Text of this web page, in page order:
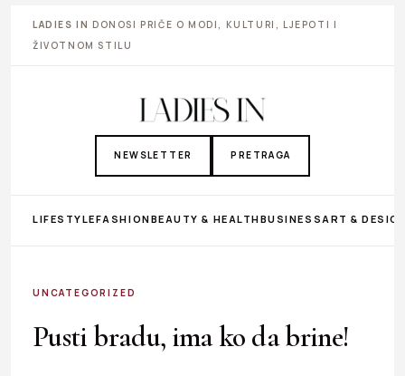
LADIES IN DONOSI PRIČE O MODI, KULTURI, LJEPOTI I
ŽIVOTNOM STILU
NEWSLETTER PRETRAGA
LIFESTYLEFASHIONBEAUTY & HEALTHBUSINESS ART &
UNCATEGORIZED
Pusti bradu, ima ko da brine!